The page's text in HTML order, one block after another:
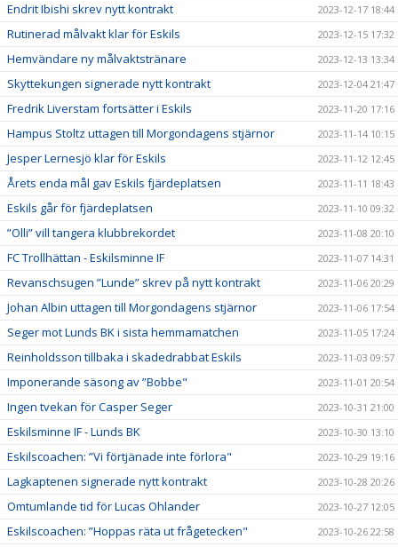
Endrit Ibishi skrev nytt kontrakt 2023-12-17 18:44
Rutinerad målvakt klar för Eskils 2023-12-15 17:32
Hemvändare ny målvaktstränare 2023-12-13 13:34
Skyttekungen signerade nytt kontrakt 2023-12-04 21:47
Fredrik Liverstam fortsätter i Eskils 2023-11-20 17:16
Hampus Stoltz uttagen till Morgondagens stjärnor 2023-11-14 10:15
Jesper Lernesjö klar för Eskils 2023-11-12 12:45
Årets enda mål gav Eskils fjärdeplatsen 2023-11-11 18:43
Eskils går för fjärdeplatsen 2023-11-10 09:32
”Olli” vill tangera klubbrekordet 2023-11-08 20:10
FC Trollhättan - Eskilsminne IF 2023-11-07 14:31
Revanschsugen ”Lunde” skrev på nytt kontrakt 2023-11-06 20:29
Johan Albin uttagen till Morgondagens stjärnor 2023-11-06 17:54
Seger mot Lunds BK i sista hemmamatchen 2023-11-05 17:24
Reinholdsson tillbaka i skadedrabbat Eskils 2023-11-03 09:57
Imponerande säsong av ”Bobbe" 2023-11-01 20:54
Ingen tvekan för Casper Seger 2023-10-31 21:00
Eskilsminne IF - Lunds BK 2023-10-30 13:10
Eskilscoachen: ”Vi förtjänade inte förlora" 2023-10-29 19:16
Lagkaptenen signerade nytt kontrakt 2023-10-28 20:26
Omtumlande tid för Lucas Ohlander 2023-10-27 12:05
Eskilscoachen: ”Hoppas räta ut frågetecken" 2023-10-26 22:58